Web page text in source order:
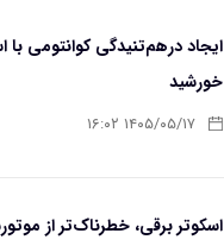
ایجاد درهم‌تنیدگی کوانتومی با
خورشید
۱۴۰۵/۰۵/۱۷ ۱۶:۰۲
اسکوتر برقی، خطرناک‌تر از